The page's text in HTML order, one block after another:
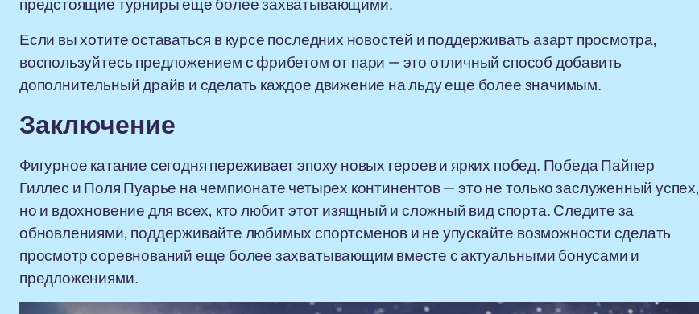
Если вы хотите оставаться в курсе последних новостей и поддерживать азарт просмотра,
воспользуйтесь предложением с фрибетом от пари — это отличный способ добавить
дополнительный драйв и сделать каждое движение на льду еще более значимым.
Заключение
Фигурное катание сегодня переживает эпоху новых героев и ярких побед. Победа Пайпер
Гиллес и Поля Пуарье на чемпионате четырех континентов — это не только заслуженный успех,
но и вдохновение для всех, кто любит этот изящный и сложный вид спорта. Следите за
обновлениями, поддерживайте любимых спортсменов и не упускайте возможности сделать
просмотр соревнований еще более захватывающим вместе с актуальными бонусами и
предложениями.